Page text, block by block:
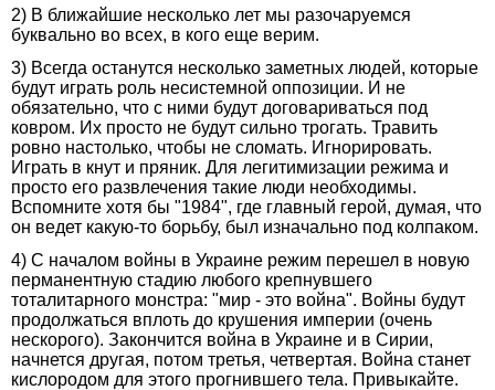
2) В ближайшие несколько лет мы разочаруемся
буквально во всех, в кого еще верим.
3) Всегда останутся несколько заметных людей, которые
будут играть роль несистемной оппозиции. И не
обязательно, что с ними будут договариваться под
ковром. Их просто не будут сильно трогать. Травить
ровно настолько, чтобы не сломать. Игнорировать.
Играть в кнут и пряник. Для легитимизации режима и
просто его развлечения такие люди необходимы.
Вспомните хотя бы "1984", где главный герой, думая, что
он ведет какую-то борьбу, был изначально под колпаком.
4) С началом войны в Украине режим перешел в новую
перманентную стадию любого крепнувшего
тоталитарного монстра: "мир - это война". Войны будут
продолжаться вплоть до крушения империи (очень
нескорого). Закончится война в Украине и в Сирии,
начнется другая, потом третья, четвертая. Война станет
кислородом для этого прогнившего тела. Привыкайте.